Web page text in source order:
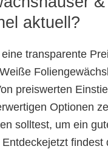
aktuell?
transparente
preiswerten
Optionen
solltest, um ein
findest